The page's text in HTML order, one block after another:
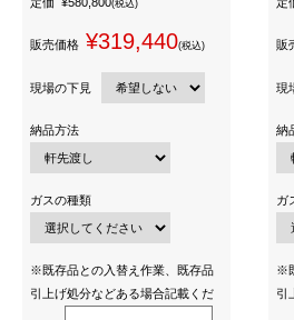
(税込)
販売価格 ¥319,440(税込)
現場の下見
納品方法
ガスの種類
※既存品との入替え作業、既存品
引上げ処分などある場合記載くだ
販
現
納
ガ
※
引